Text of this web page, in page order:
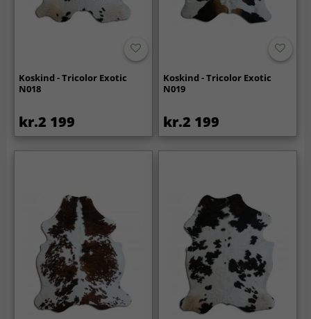
Koskind - Tricolor Exotic
N018
kr.2 199
Koskind - Tricolor Exotic
N019
kr.2 199